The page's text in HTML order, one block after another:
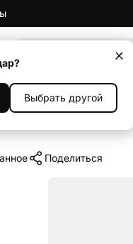
Выбрать другой
устройства
Amazfit
Поделиться